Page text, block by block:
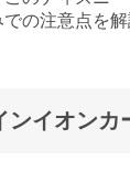
の注意点を解
ンイオンカ